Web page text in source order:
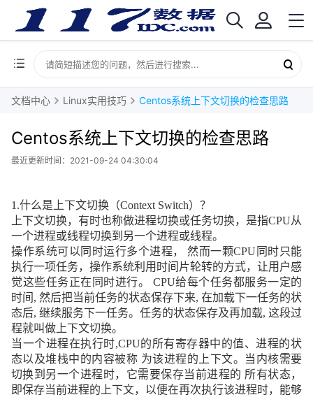
文档中心 Linux实用技巧 Centos系统上下文切换的检查思路
Centos系统上下文切换的检查思路
最近更新时间：2021-09-24 04:30:04
1.什么是上下文切换（Context Switch）？
上下文切换，有时也称做进程切换或任务切换，是指CPU从
一个进程或线程切换到另一个进程或线程。
操作系统可以同时运行多个进程， 然而一颗CPU 同时只能
执行一项任务，操作系统利用时间片轮转的方式，让用户感
觉这些任务正在同时进行。 CPU给每个任务都服务一定的
时间 , 然后把当前任务的状态保存下来, 在加载下一任务的状
态后, 继续服务下一任务。任务的状态保存及再加载, 这段过
程就叫做上下文切换。
当一个进程在执行时,CPU的所有寄存器中的值、进程的状
态以及堆栈中的内容被称 为该进程的上下文。当内核需要
切换到另一个进程时，它需要保存当前进程的 所有状态，
即保存当前进程的上下文，以便在再次执行该进程时，能够